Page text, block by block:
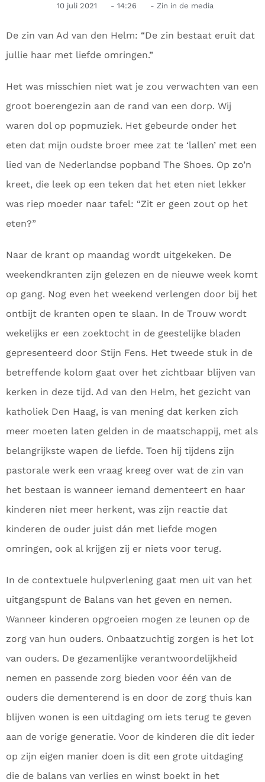
10 juli 2021 - 14:26 - Zin in de media
De zin van Ad van den Helm: “De zin bestaat eruit dat
jullie haar met liefde omringen.”
Het was misschien niet wat je zou verwachten van een
groot boerengezin aan de rand van een dorp. Wij
waren dol op popmuziek. Het gebeurde onder het
eten dat mijn oudste broer mee zat te ‘lallen’ met een
lied van de Nederlandse popband The Shoes. Op zo’n
kreet, die leek op een teken dat het eten niet lekker
was riep moeder naar tafel: “Zit er geen zout op het
eten?”
Naar de krant op maandag wordt uitgekeken. De
weekendkranten zijn gelezen en de nieuwe week komt
op gang. Nog even het weekend verlengen door bij het
ontbijt de kranten open te slaan. In de Trouw wordt
wekelijks er een zoektocht in de geestelijke bladen
gepresenteerd door Stijn Fens. Het tweede stuk in de
betreffende kolom gaat over het zichtbaar blijven van
kerken in deze tijd. Ad van den Helm, het gezicht van
katholiek Den Haag, is van mening dat kerken zich
meer moeten laten gelden in de maatschappij, met als
belangrijkste wapen de liefde. Toen hij tijdens zijn
pastorale werk een vraag kreeg over wat de zin van
het bestaan is wanneer iemand dementeert en haar
kinderen niet meer herkent, was zijn reactie dat
kinderen de ouder juist dán met liefde mogen
omringen, ook al krijgen zij er niets voor terug.
In de contextuele hulpverlening gaat men uit van het
uitgangspunt de Balans van het geven en nemen.
Wanneer kinderen opgroeien mogen ze leunen op de
zorg van hun ouders. Onbaatzuchtig zorgen is het lot
van ouders. De gezamenlijke verantwoordelijkheid
nemen en passende zorg bieden voor één van de
ouders die dementerend is en door de zorg thuis kan
blijven wonen is een uitdaging om iets terug te geven
aan de vorige generatie. Voor de kinderen die dit ieder
op zijn eigen manier doen is dit een grote uitdaging
die de balans van verlies en winst boekt in het